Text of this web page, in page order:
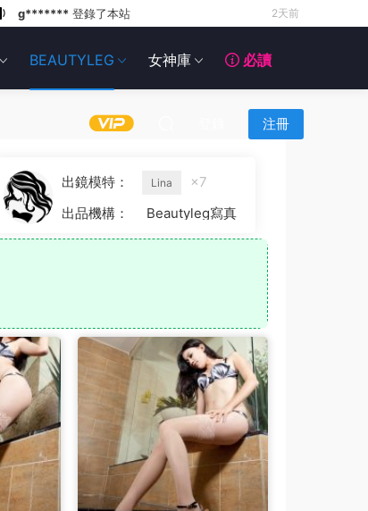
BEAUTYLEG 女神庫 必讀
注冊
g******* 登錄了本站 2天前
6*******
6******* 2天前
2天前
6*******
6*******
g*******
出鏡模特： Lina
×7
出品機構：
Beautyleg寫真